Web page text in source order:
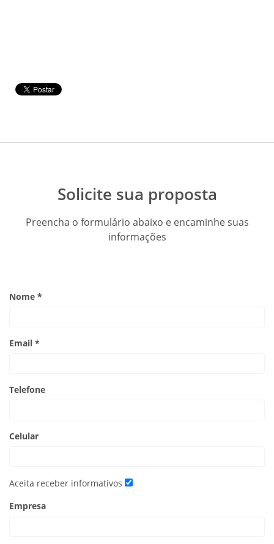
Solicite sua proposta
Preencha o formulário abaixo e encaminhe suas
informações
Nome *
Email *
Telefone
Celular
Aceita receber informativos
Empresa